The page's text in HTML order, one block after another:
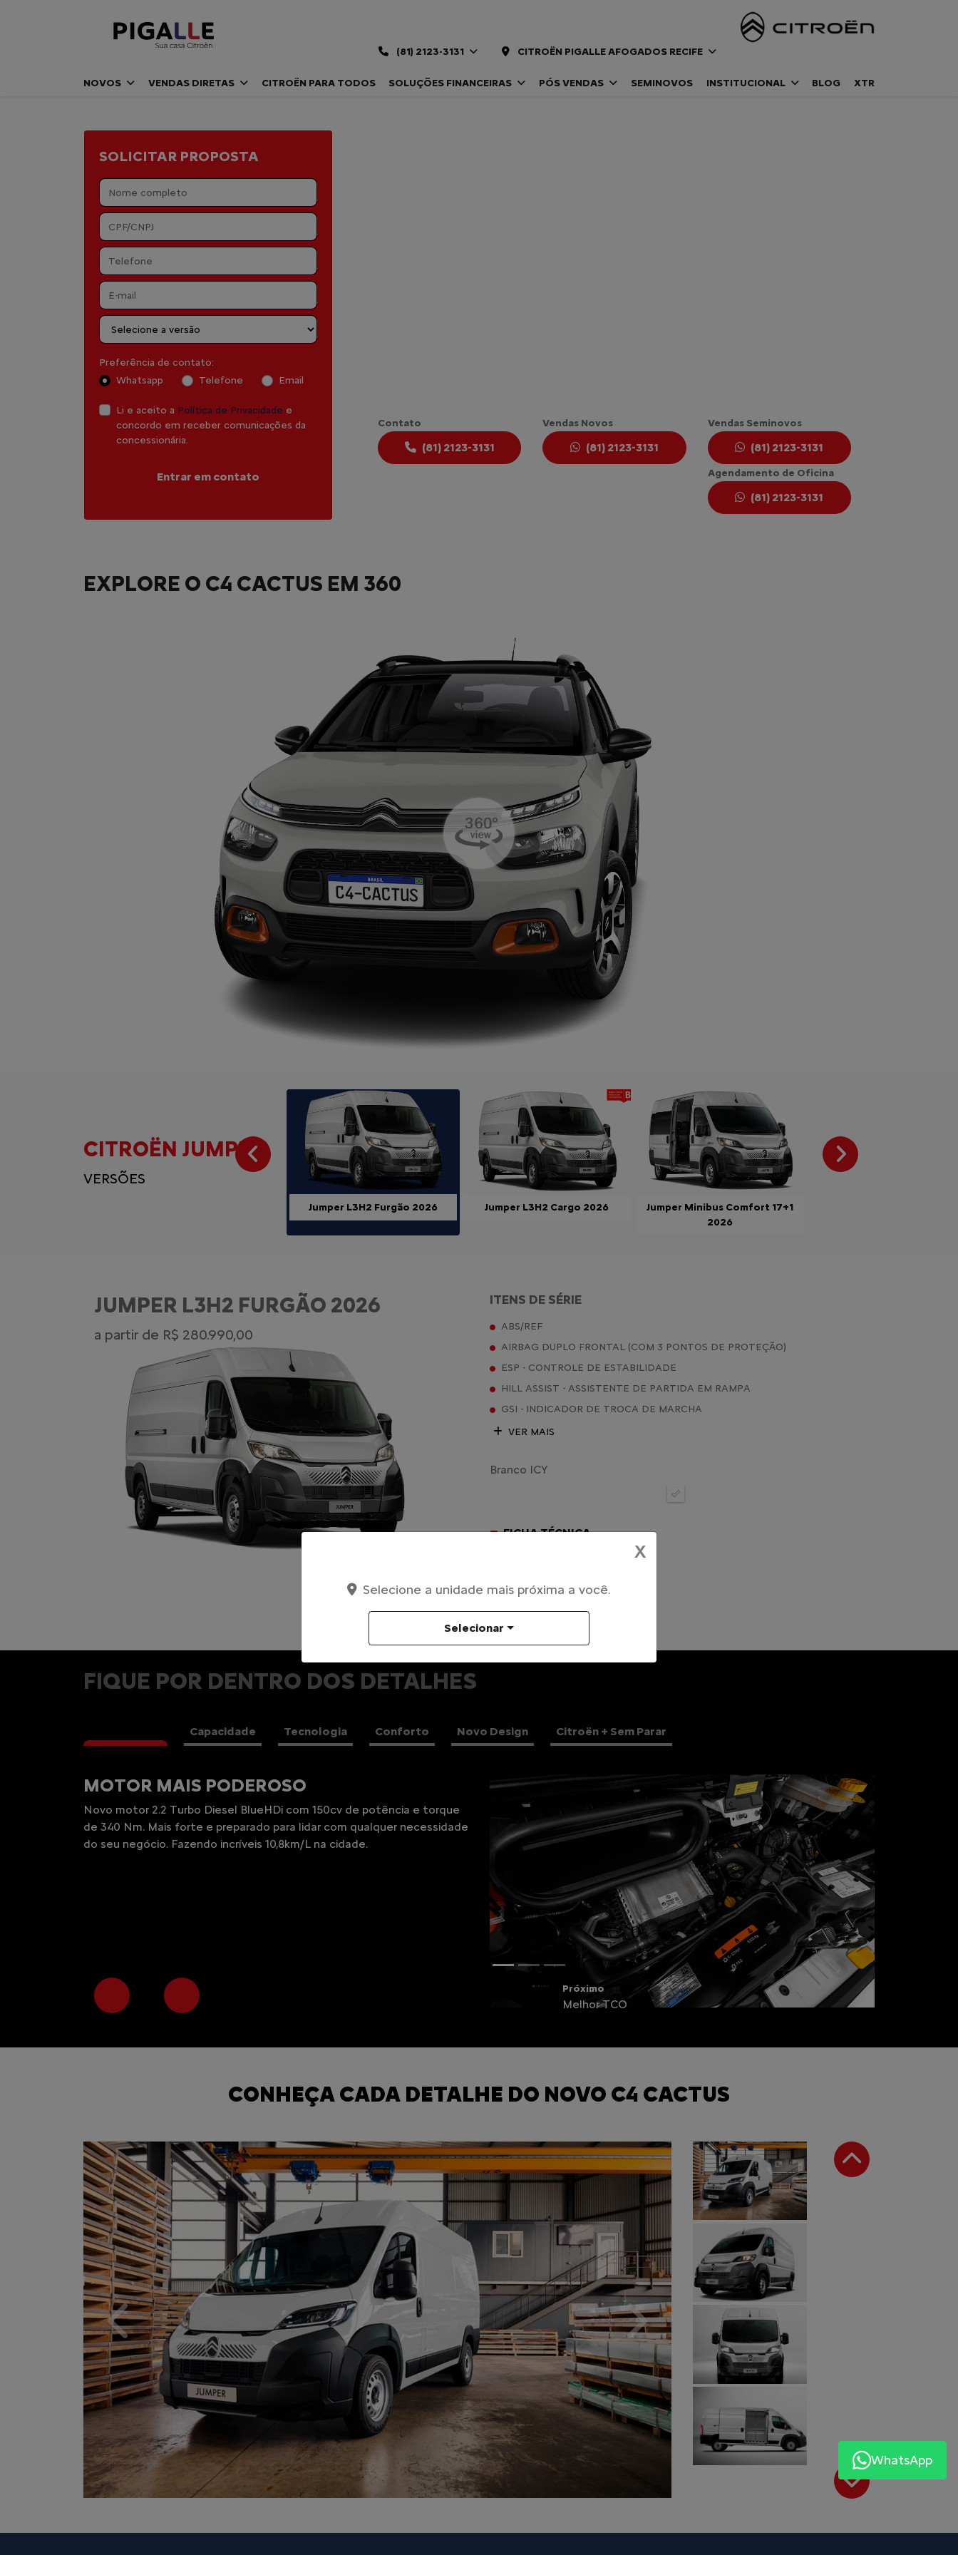
(81) 2123-3131 CITROËN PIGALLE AFOGADOS RECIFE
NOVOS VENDAS DIRETAS CITROËN PARA TODOS SOLUÇÕES FINANCEIRAS PÓS VENDAS SEMINOVOS INSTITUCIONAL BLOG XTR
SOLICITAR PROPOSTA
Preferência de contato:
Whatsapp
Telefone Email
Li e aceito a Política de Privacidade e
concordo em receber comunicações da
concessionária.
Entrar em contato
Contato
(81) 2123-3131
Vendas Novos
(81) 2123-3131
Vendas Seminovos
(81) 2123-3131
Agendamento de Oficina
(81) 2123-3131
EXPLORE O C4 CACTUS EM 360
CITROËN JUMPER
VERSÕES
Jumper L3H2 Furgão 2026 Jumper L3H2 Cargo 2026
Jumper Minibus Comfort 17+1
2026
Anterior Próximo
JUMPER L3H2 FURGÃO 2026
a partir de R$ 280.990,00
ITENS DE SÉRIE
ABS/REF
AIRBAG DUPLO FRONTAL (COM 3 PONTOS DE PROTEÇÃO)
ESP - CONTROLE DE ESTABILIDADE
HILL ASSIST - ASSISTENTE DE PARTIDA EM RAMPA
GSI - INDICADOR DE TROCA DE MARCHA
VER MAIS
Branco ICY
FICHA TÉCNICA
FIQUE POR DENTRO DOS DETALHES
Capacidade Tecnologia Conforto Novo Design Citroën + Sem Parar
MELHOR TCO
Possui um dos melhores índices TCO (custo total de propriedade de
um produto) da categoria, resultando em melhores vantagens para
você e o seu negócio.
CONHEÇA CADA DETALHE DO NOVO C4 CACTUS
Anterior Próximo
WhatsApp
X
Selecione a unidade mais próxima a você.
Selecionar